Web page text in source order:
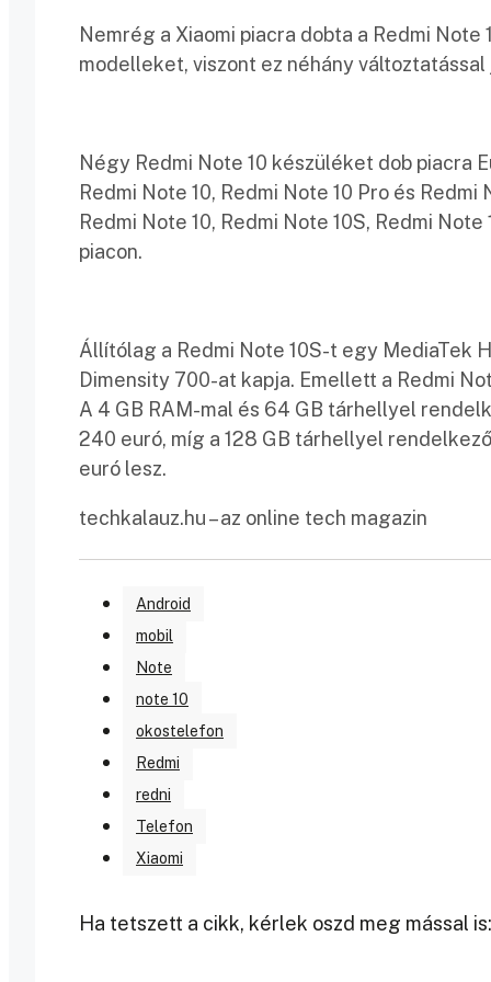
Nemrég a Xiaomi piacra dobta a Redmi
modelleket, viszont ez néhány
Négy Redmi Note 10 készüléket dob piacra
Redmi Note 10, Redmi Note 10 Pro és
Redmi Note 10, Redmi Note 10S, Redmi
piacon.
Állítólag a Redmi Note 10S-t egy MediaTek
Dimensity 700-at kapja. Emellett a Redmi
A 4 GB RAM-mal és 64 GB tárhellyel
240 euró, míg a 128 GB tárhellyel
euró lesz.
techkalauz.hu – az online tech magazin
Android
mobil
Note
note 10
okostelefon
Redmi
redni
Telefon
Xiaomi
Ha tetszett a cikk, kérlek oszd meg mással is: